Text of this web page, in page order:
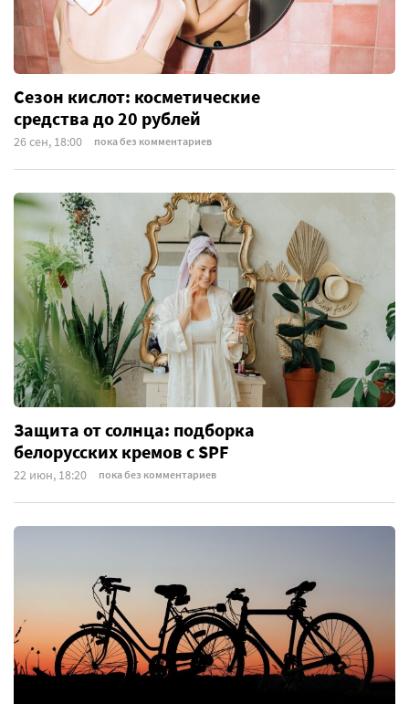
Сезон кислот: косметические
средства до 20 рублей
26 сен, 18:00 пока без комментариев
Защита от солнца: подборка
белорусских кремов с SPF
22 июн, 18:20 пока без комментариев